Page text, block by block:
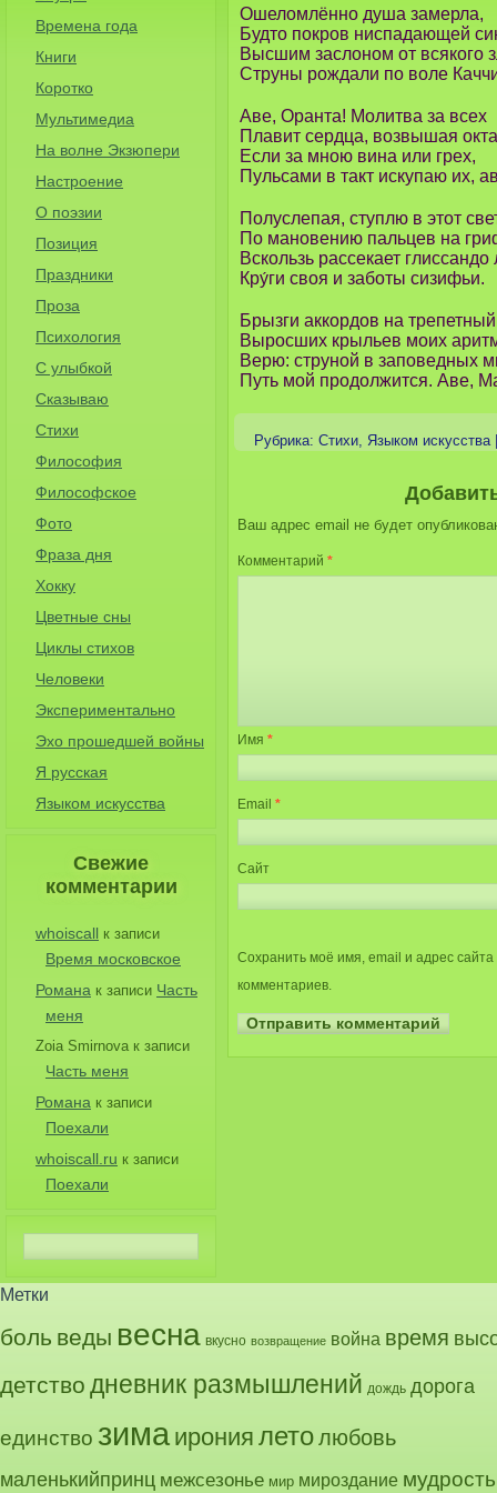
Времена года
Книги
Коротко
Мультимедиа
На волне Экзюпери
Настроение
О поэзии
Позиция
Праздники
Проза
Психология
С улыбкой
Сказываю
Стихи
Философия
Философское
Фото
Фраза дня
Хокку
Цветные сны
Циклы стихов
Человеки
Экспериментально
Эхо прошедшей войны
Я русская
Языком искусства
Свежие
комментарии
whoiscall к записи
Время московское
Романа к записи Часть
меня
Zoia Smirnova к записи
Часть меня
Романа к записи
Поехали
whoiscall.ru к записи
Поехали
Ошеломлённо душа замерла,
Будто покров ниспадающей
Высшим заслоном от всякого
Струны рождали по воле
Аве, Оранта! Молитва за всех
Плавит сердца, возвышая
Если за мною вина или грех,
Пульсами в такт искупаю их,
Полуслепая, ступлю в этот
По мановению пальцев на
Вскользь рассекает глиссандо
Кру́ги своя и заботы сизифьи.
Брызги аккордов на
Выросших крыльев моих
Верю: струной в заповедных
Путь мой продолжится. Аве,
Рубрика: Стихи, Языком искусства
Ваш адрес email не будет
Комментарий *
Имя *
Email *
Сайт
Сохранить моё имя, email и адрес
комментариев.
Метки
боль веды весна вкусно возвращение война время
детство дневник размышлений дождь дорога
единство зима ирония летолюбовь
маленькийпринц межсезонье мир мироздание мудрость